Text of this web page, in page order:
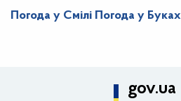
Погода у Смілі Погода у Буках
gov.ua